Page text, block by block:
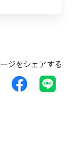
ジをシェアする